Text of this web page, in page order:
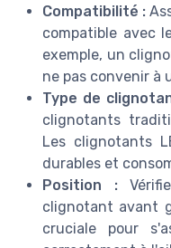
Compatibilité :
compatible avec
exemple, un
ne pas convenir à
Type de
clignotants
Les clignotants
durables et
Position :
clignotant avant
cruciale pour